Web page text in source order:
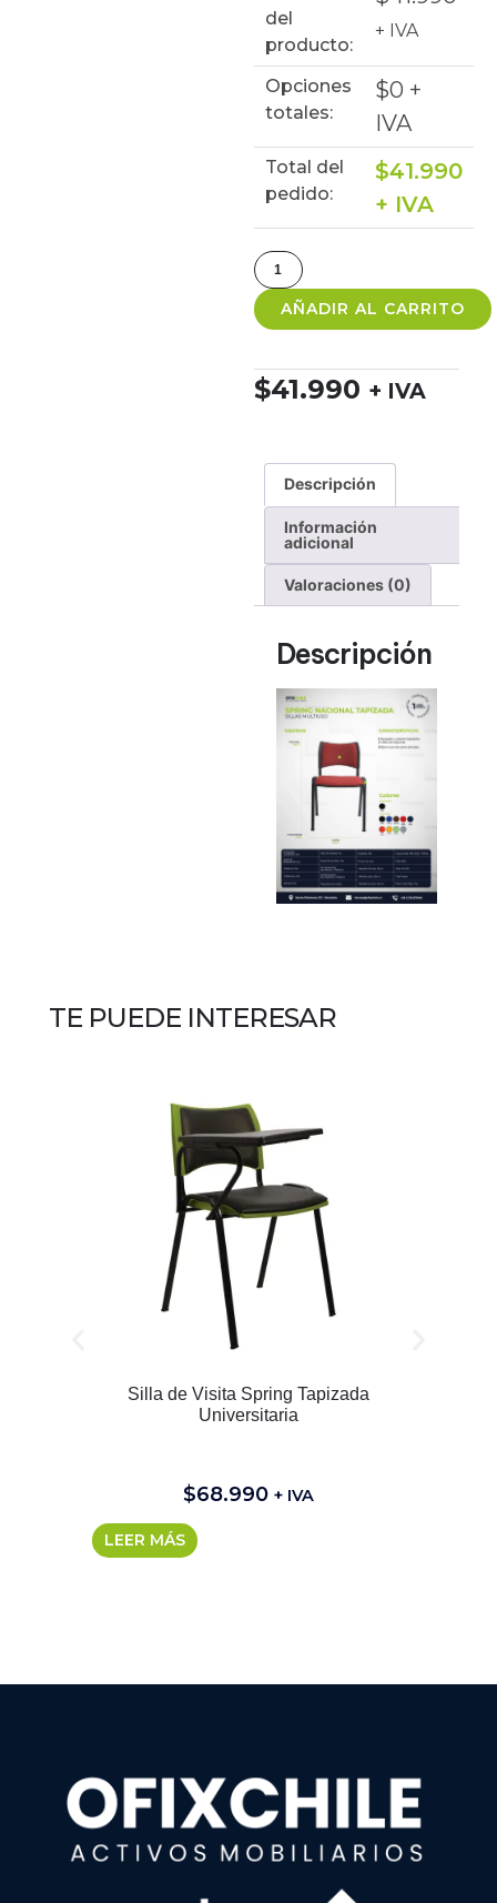
del
producto:
+ IVA
Opciones
totales:
$0 +
IVA
Total del
pedido:
$41.990
+ IVA
AÑADIR AL CARRITO
$41.990 + IVA
Descripción
Información
adicional
Valoraciones (0)
Descripción
TE PUEDE INTERESAR
Silla de Visita Spring Tapizada
Universitaria
$68.990 + IVA
LEER MÁS